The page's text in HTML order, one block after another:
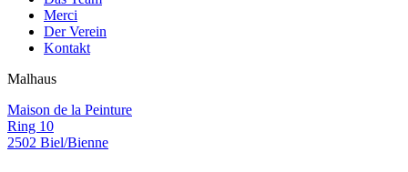
Merci
Der Verein
Kontakt
Malhaus
Maison de la Peinture
Ring 10
2502 Biel/Bienne